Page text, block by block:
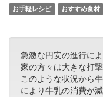
お手軽レシピ おすすめ食材
急激な円安の進行に
家の方々は大きな打
このような状況から
により牛乳の消費が